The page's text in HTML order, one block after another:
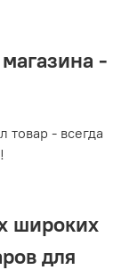
-
товар - всегда
широких
для